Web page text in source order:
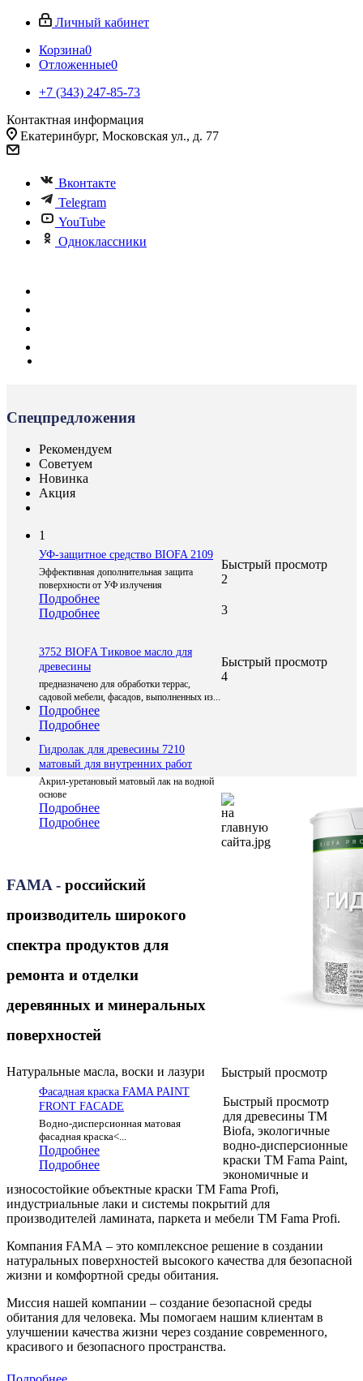
Личный кабинет
Корзина0
Отложенные0
+7 (343) 247-85-73
Контактная информация
Екатеринбург, Московская ул., д. 77
Вконтакте
Telegram
YouTube
Одноклассники
Спецпредложения
Рекомендуем
Советуем
Новинка
Акция
1
УФ-защитное средство BIOFA 2109
Эффективная дополнительная защита
поверхности от УФ излучения
Подробнее
Подробнее
Быстрый просмотр
2
3752 BIOFA Тиковое масло для
древесины
предназначено для обработки террас,
садовой мебели, фасадов, выполненных из...
Подробнее
Подробнее
Быстрый просмотр
3
Гидролак для древесины 7210
матовый для внутренних работ
Акрил-уретановый матовый лак на водной
основе
Подробнее
Подробнее
Быстрый просмотр
4
Фасадная краска FAMA PAINT
FRONT FACADE
Водно-дисперсионная матовая
фасадная краска<...
Подробнее
Подробнее
Быстрый просмотр
FAMA - российский
производитель широкого
спектра продуктов для
ремонта и отделки
деревянных и минеральных
поверхностей
Натуральные масла, воски и лазури
для древесины ТМ
Biofa, экологичные
водно-дисперсионные
краски ТМ Fama Paint,
экономичные и
износостойкие объектные краски ТМ Fama Profi,
индустриальные лаки и системы покрытий для
производителей ламината, паркета и мебели ТМ Fama Profi.
Компания FAMA – это комплексное решение в создании
натуральных поверхностей высокого качества для безопасной
жизни и комфортной среды обитания.
Миссия нашей компании – создание безопасной среды
обитания для человека. Мы помогаем нашим клиентам в
улучшении качества жизни через создание современного,
красивого и безопасного пространства.